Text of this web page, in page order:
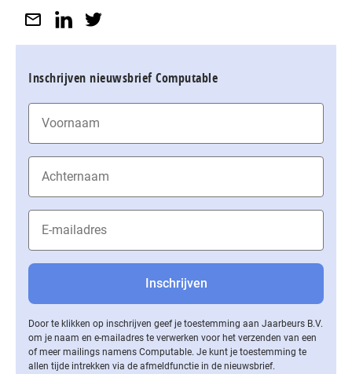
Inschrijven nieuwsbrief Computable
Door te klikken op inschrijven geef je toestemming aan Jaarbeurs B.V.
om je naam en e-mailadres te verwerken voor het verzenden van een
of meer mailings namens Computable. Je kunt je toestemming te
allen tijde intrekken via de af­meld­func­tie in de nieuwsbrief.